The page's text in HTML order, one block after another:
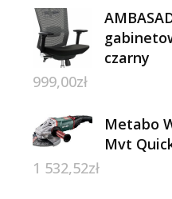
czarny
999,00zł
Metabo
Mvt
1 532,52zł